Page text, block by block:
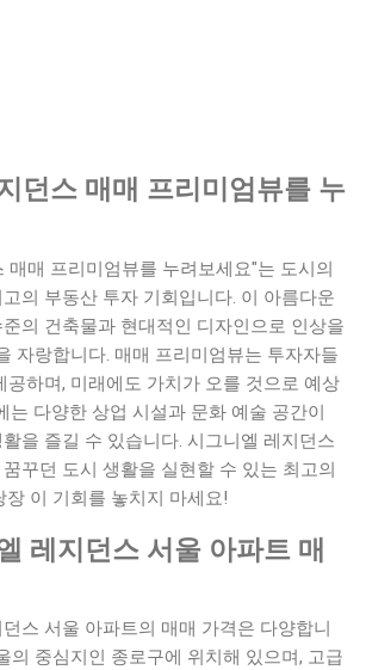
던스 매매 프리미엄뷰를 누
매매 프리미엄뷰를 누려보세요"는 도시의
의 부동산 투자 기회입니다. 이 아름다운
의 건축물과 현대적인 디자인으로 인상을
자랑합니다. 매매 프리미엄뷰는 투자자들
공하며, 미래에도 가치가 오를 것으로 예상
는 다양한 상업 시설과 문화 예술 공간이
을 즐길 수 있습니다. 시그니엘 레지던스
꾸던 도시 생활을 실현할 수 있는 최고의
장 이 기회를 놓치지 마세요!
레지던스 서울 아파트 매
스 서울 아파트의 매매 가격은 다양합니
의 중심지인 종로구에 위치해 있으며, 고급